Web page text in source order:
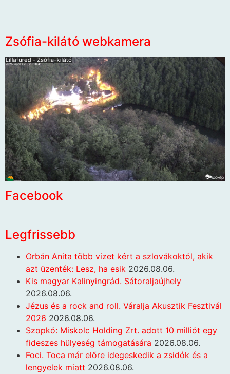
Zsófia-kilátó webkamera
Facebook
Legfrissebb
Orbán Anita több vizet kért a szlovákoktól, akik
azt üzenték: Lesz, ha esik 2026.08.06.
Kis magyar Kalinyingrád. Sátoraljaújhely
2026.08.06.
Jézus és a rock and roll. Váralja Akusztik Fesztivál
2026 2026.08.06.
Szopkó: Miskolc Holding Zrt. adott 10 milliót egy
fideszes hülyeség támogatására 2026.08.06.
Foci. Toca már előre idegeskedik a zsidók és a
lengyelek miatt 2026.08.06.